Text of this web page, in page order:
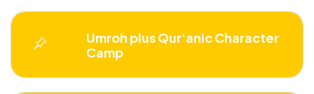
Umroh plus Qur'anic Character
Camp